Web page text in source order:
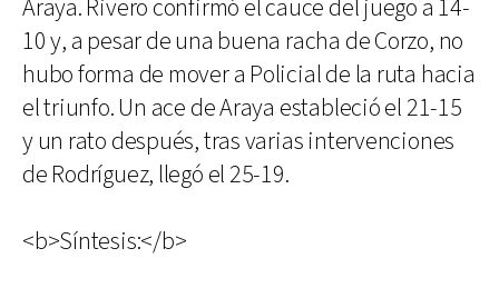
Araya. Rivero confirmó el cauce del juego a 14-
10 y, a pesar de una buena racha de Corzo, no
hubo forma de mover a Policial de la ruta hacia
el triunfo. Un ace de Araya estableció el 21-15
y un rato después, tras varias intervenciones
de Rodríguez, llegó el 25-19.
<b>Síntesis:</b>